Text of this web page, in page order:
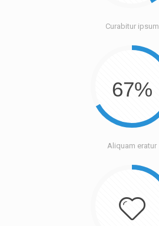
Curabitur ipsum
67%
Aliquam eratur